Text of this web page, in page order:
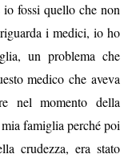
io fossi quello che non
i medici, io ho
un problema che
medico che aveva
nel momento della
famiglia perché poi
crudezza, era stato